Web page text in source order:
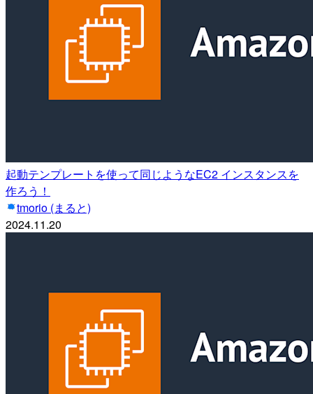
起動テンプレートを使って同じようなEC2 インスタンスを
作ろう！
tmorio (まると)
2024.11.20